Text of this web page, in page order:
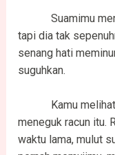
Suamimu
tapi dia tak
senang hati
suguhkan.
Kamu melihat
meneguk racun itu.
waktu lama, mulut